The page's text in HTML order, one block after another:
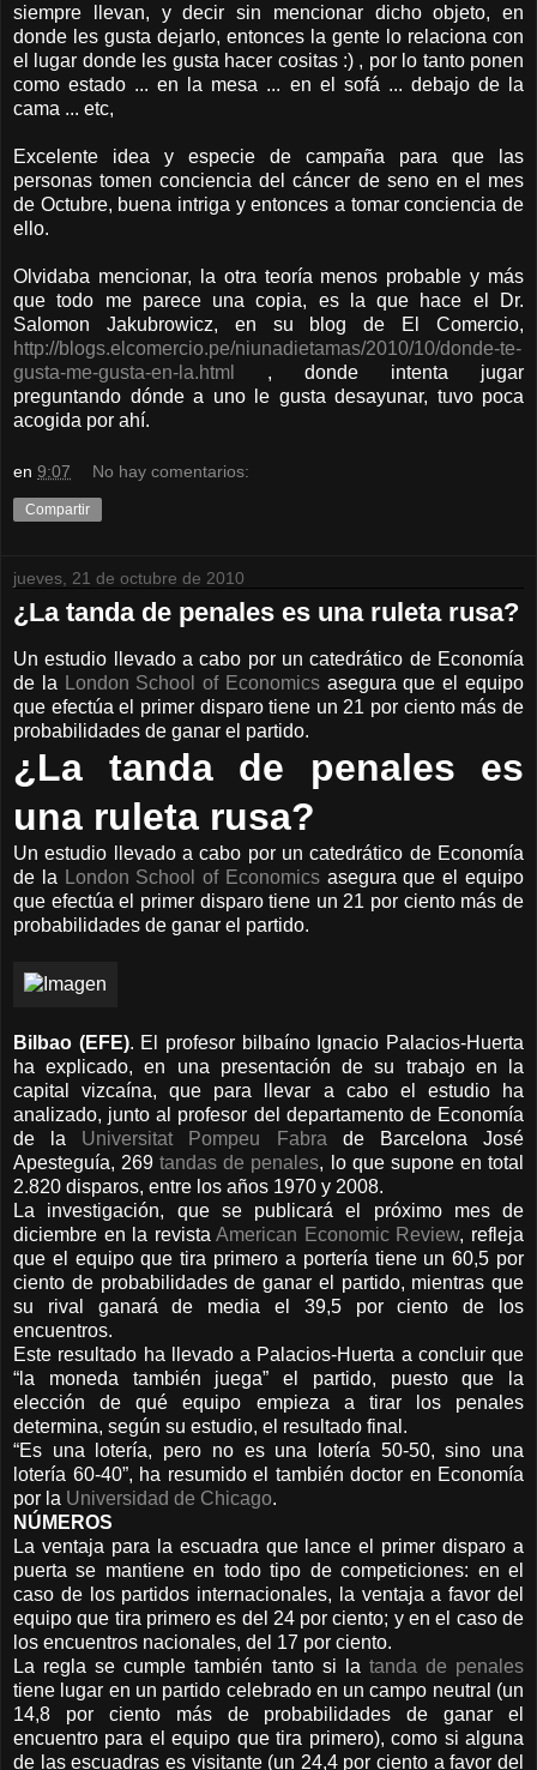
siempre llevan, y decir sin mencionar dicho objeto, en
donde les gusta dejarlo, entonces la gente lo relaciona con
el lugar donde les gusta hacer cositas :) , por lo tanto ponen
como estado ... en la mesa ... en el sofá ... debajo de la
cama ... etc,
Excelente idea y especie de campaña para que las
personas tomen conciencia del cáncer de seno en el mes
de Octubre, buena intriga y entonces a tomar conciencia de
ello.
Olvidaba mencionar, la otra teoría menos probable y más
que todo me parece una copia, es la que hace el Dr.
Salomon Jakubrowicz, en su blog de El Comercio,
http://blogs.elcomercio.pe/niunadietamas/2010/10/donde-te-
gusta-me-gusta-en-la.html
, donde intenta jugar
preguntando dónde a uno le gusta desayunar, tuvo poca
acogida por ahí.
en 9:07 No hay comentarios:
Compartir
jueves, 21 de octubre de 2010
¿La tanda de penales es una ruleta rusa?
Un estudio llevado a cabo por un catedrático de Economía
de la London School of Economicsasegura que el equipo
que efectúa el primer disparo tiene un 21 por ciento más de
probabilidades de ganar el partido.
¿La tanda de penales es
una ruleta rusa?
Un estudio llevado a cabo por un catedrático de Economía
de la London School of Economicsasegura que el equipo
que efectúa el primer disparo tiene un 21 por ciento más de
probabilidades de ganar el partido.
Bilbao (EFE). El profesor bilbaíno Ignacio Palacios-Huerta
ha explicado, en una presentación de su trabajo en la
capital vizcaína, que para llevar a cabo el estudio ha
analizado, junto al profesor del departamento de Economía
de la Universitat Pompeu Fabra de Barcelona José
Apesteguía, 269tandas de penales, lo que supone en total
2.820 disparos, entre los años 1970 y 2008.
La investigación, que se publicará el próximo mes de
diciembre en la revistaAmerican Economic Review, refleja
que el equipo que tira primero a portería tiene un 60,5 por
ciento de probabilidades de ganar el partido, mientras que
su rival ganará de media el 39,5 por ciento de los
encuentros.
Este resultado ha llevado a Palacios-Huerta a concluir que
“la moneda también juega” el partido, puesto que la
elección de qué equipo empieza a tirar los penales
determina, según su estudio, el resultado final.
“Es una lotería, pero no es una lotería 50-50, sino una
lotería 60-40”, ha resumido el también doctor en Economía
por la Universidad de Chicago.
NÚMEROS
La ventaja para la escuadra que lance el primer disparo a
puerta se mantiene en todo tipo de competiciones: en el
caso de los partidos internacionales, la ventaja a favor del
equipo que tira primero es del 24 por ciento; y en el caso de
los encuentros nacionales, del 17 por ciento.
La regla se cumple también tanto si la tanda de penales
tiene lugar en un partido celebrado en un campo neutral (un
14,8 por ciento más de probabilidades de ganar el
encuentro para el equipo que tira primero), como si alguna
de las escuadras es visitante (un 24,4 por ciento a favor del